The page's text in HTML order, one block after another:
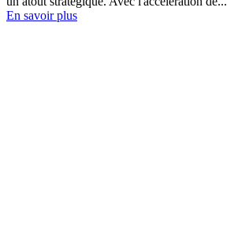
En savoir plus